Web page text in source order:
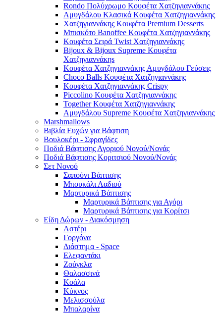
Rondo Πολύχρωμο Κουφέτα Χατζηγιαννάκης
Αμυγδάλου Κλασικά Κουφέτα Χατζηγιαννάκης
Χατζηγιαννάκης Κουφέτα Premium Desserts
Μπισκότο Banoffee Κουφέτα Χατζηγιαννάκης
Κουφέτα Σειρά Twist Χατζηγιαννάκης
Bijoux & Bijoux Supreme Κουφέτα
Χατζηγιαννάκηs
Κουφέτα Χατζηγιαννάκης Αμυγδάλου Γεύσεις
Choco Balls Κουφέτα Χατζηγιαννάκης
Κουφέτα Χατζηγιαννάκης Crispy
Piccolino Κουφέτα Χατζηγιαννάκης
Together Κουφέτα Χατζηγιαννάκης
Αμυγδάλου Supreme Κουφέτα Χατζηγιαννάκης
Marshmallows
Βιβλία Ευχών για Βάφτιση
Βουλοκέρι - Σφραγίδες
Ποδιά Βάφτισης Αγοριού Νονού/Νονάς
Ποδιά Βάφτισης Κοριτσιού Νονού/Νονάς
Σετ Νονού
Σαπούνι Βάπτισης
Μπουκάλι Λαδιού
Μαρτυρικά Βάπτισης
Μαρτυρικά Βάπτισης για Αγόρι
Μαρτυρικά Βάπτισης για Κορίτσι
Είδη Δώρων - Διακόσμηση
Αστέρι
Γοργόνα
Διάστημα - Space
Ελεφαντάκι
Ζούγκλα
Θαλασσινά
Κοάλα
Κύκνος
Μελισσούλα
Μπαλαρίνα